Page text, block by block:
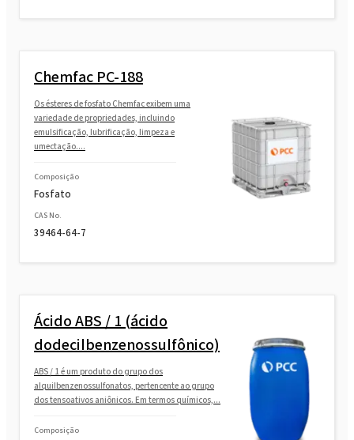
Chemfac PC-188
Os ésteres de fosfato Chemfac exibem uma
variedade de propriedades, incluindo
emulsificação, lubrificação, limpeza e
umectação....
Composição
Fosfato
CAS No.
39464-64-7
Ácido ABS / 1 (ácido
dodecilbenzenossulfônico)
ABS / 1 é um produto do grupo dos
alquilbenzenossulfonatos, pertencente ao grupo
dos tensoativos aniônicos. Em termos químicos,...
Composição